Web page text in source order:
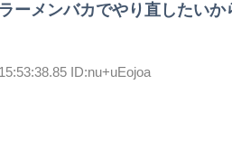
ーメンバカでやり直したい
ID:nu+uEojoa